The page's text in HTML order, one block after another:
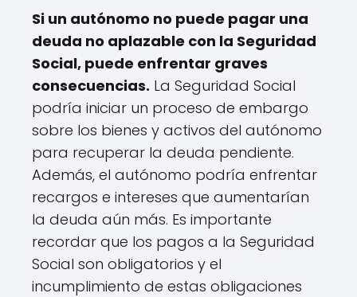
Si un autónomo no puede pagar una
deuda no aplazable con la Seguridad
Social, puede enfrentar graves
consecuencias. La Seguridad Social
podría iniciar un proceso de embargo
sobre los bienes y activos del autónomo
para recuperar la deuda pendiente.
Además, el autónomo podría enfrentar
recargos e intereses que aumentarían
la deuda aún más. Es importante
recordar que los pagos a la Seguridad
Social son obligatorios y el
incumplimiento de estas obligaciones